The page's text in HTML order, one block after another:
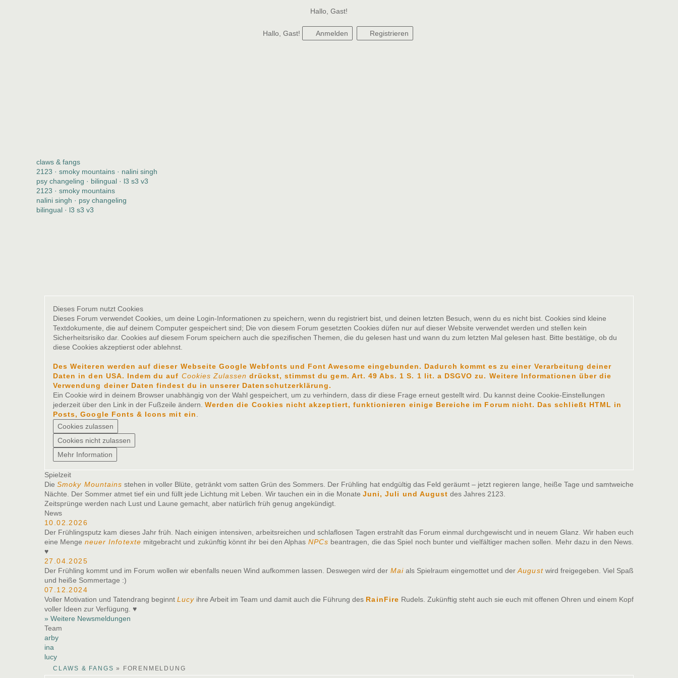
Hallo, Gast!
Hallo, Gast! Anmelden Registrieren
claws & fangs
2123 · smoky mountains · nalini singh
psy changeling · bilingual · l3 s3 v3
2123 · smoky mountains
nalini singh · psy changeling
bilingual · l3 s3 v3
Dieses Forum nutzt Cookies
Dieses Forum verwendet Cookies, um deine Login-Informationen zu speichern, wenn du registriert bist, und deinen letzten Besuch, wenn du es nicht bist. Cookies sind kleine
Textdokumente, die auf deinem Computer gespeichert sind; Die von diesem Forum gesetzten Cookies düfen nur auf dieser Website verwendet werden und stellen kein
Sicherheitsrisiko dar. Cookies auf diesem Forum speichern auch die spezifischen Themen, die du gelesen hast und wann du zum letzten Mal gelesen hast. Bitte bestätige, ob du
diese Cookies akzeptierst oder ablehnst.
Des Weiteren werden auf dieser Webseite Google Webfonts und Font Awesome eingebunden. Dadurch kommt es zu einer Verarbeitung deiner
Daten in den USA. Indem du auf Cookies Zulassen drückst, stimmst du gem. Art. 49 Abs. 1 S. 1 lit. a DSGVO zu. Weitere Informationen über die
Verwendung deiner Daten findest du in unserer Datenschutzerklärung.
Ein Cookie wird in deinem Browser unabhängig von der Wahl gespeichert, um zu verhindern, dass dir diese Frage erneut gestellt wird. Du kannst deine Cookie-Einstellungen
jederzeit über den Link in der Fußzeile ändern. Werden die Cookies nicht akzeptiert, funktionieren einige Bereiche im Forum nicht. Das schließt HTML in
Posts, Google Fonts & Icons mit ein
Spielzeit
DieSmoky Mountains stehen in voller Blüte, getränkt vom satten Grün des Sommers. Der Frühling hat endgültig das Feld geräumt – jetzt regieren lange, heiße Tage und samtweiche
Nächte. Der Sommer atmet tief ein und füllt jede Lichtung mit Leben. Wir tauchen ein in die Monate Juni, Juli und August des Jahres 2123.
Zeitsprünge werden nach Lust und Laune gemacht, aber natürlich früh genug angekündigt.
News
10.02.2026
Der Frühlingsputz kam dieses Jahr früh. Nach einigen intensiven, arbeitsreichen und schlaflosen Tagen erstrahlt das Forum einmal durchgewischt und in neuem Glanz. Wir haben euch
eine Menge neuer Infotexte mitgebracht und zukünftig könnt ihr bei den Alphas NPCs beantragen, die das Spiel noch bunter und vielfältiger machen sollen. Mehr dazu in den News.
♥
27.04.2025
Der Frühling kommt und im Forum wollen wir ebenfalls neuen Wind aufkommen lassen. Deswegen wird der Maials Spielraum eingemottet und derAugustwird freigegeben. Viel Spaß
und heiße Sommertage :)
07.12.2024
Voller Motivation und Tatendrang beginntLucy ihre Arbeit im Team und damit auch die Führung des RainFire Rudels. Zukünftig steht auch sie euch mit offenen Ohren und einem Kopf
voller Ideen zur Verfügung. ♥
» Weitere Newsmeldungen
Team
arby
ina
lucy
CLAWS & FANGS » FORENMELDUNG